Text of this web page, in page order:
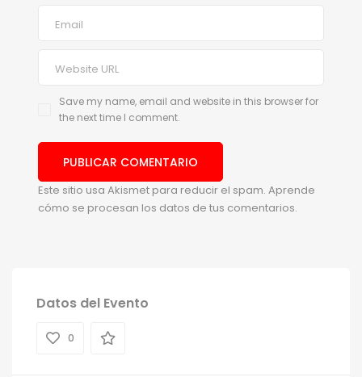
Save my name, email and website in this browser for
the next time I comment.
Este sitio usa Akismet para reducir el spam. Aprende
cómo se procesan los datos de tus comentarios.
Datos del Evento
0